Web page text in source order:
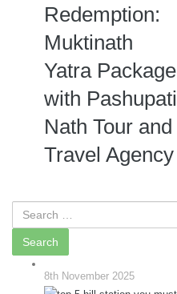
Redemption:
Muktinath
Yatra Package
with Pashupati
Nath Tour and
Travel Agency
8th November 2025